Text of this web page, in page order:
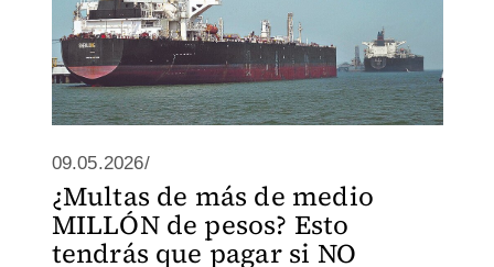
09.05.2026/
¿Multas de más de medio
MILLÓN de pesos? Esto
tendrás que pagar si NO